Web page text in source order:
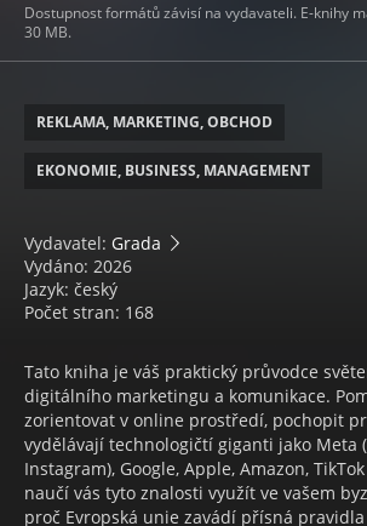
Dostupnost formátů závisí na vydavateli. E-knihy
30 MB.
REKLAMA, MARKETING, OBCHOD
EKONOMIE, BUSINESS, MANAGEMENT
Vydavatel: Grada
Vydáno: 2026
Jazyk: český
Počet stran: 168
Tato kniha je váš praktický průvodce
digitálního marketingu a komunikace.
zorientovat v online prostředí, pochopit
vydělávají technologičtí giganti jako Meta
Instagram), Google, Apple, Amazon,
naučí vás tyto znalosti využít ve vašem
proč Evropská unie zavádí přísná